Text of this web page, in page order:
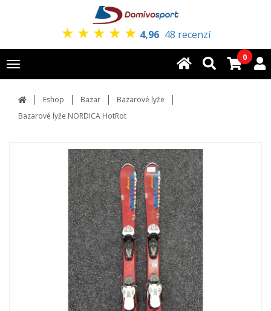
★ ★ ★ ★ ★ 4,96 48 recenzí
Toggle
navigation
0
Eshop Bazar
Bazarové lyže
Bazarové lyže NORDICA HotRot